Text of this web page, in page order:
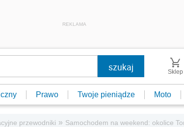
REKLAMA
Sklep
Prawo Twoje pieniądze Moto
przewodniki » Samochodem na weekend: okolice